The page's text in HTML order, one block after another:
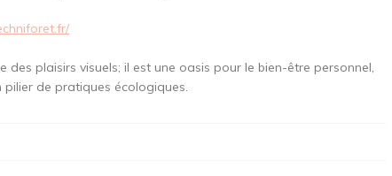
des plaisirs visuels; il est une oasis pour le bien-être personnel,
pilier de pratiques écologiques.